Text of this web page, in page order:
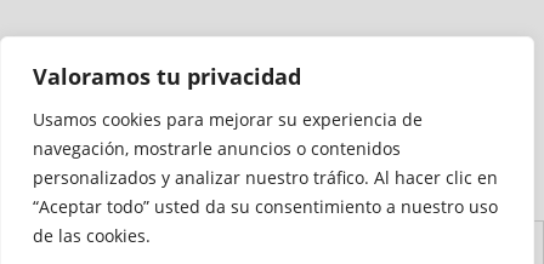
Valoramos tu privacidad
Usamos cookies para mejorar su experiencia de
navegación, mostrarle anuncios o contenidos
personalizados y analizar nuestro tráfico. Al hacer clic en
“Aceptar todo” usted da su consentimiento a nuestro uso
de las cookies.
Medio auditado por